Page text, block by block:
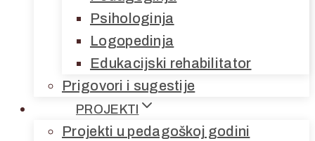
Psihologinja
Logopedinja
Edukacijski rehabilitator
Prigovori i sugestije
PROJEKTI
Projekti u pedagoškoj godini